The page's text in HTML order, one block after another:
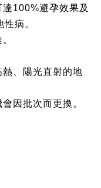
100%避孕效果及
病。
、陽光直射的地
因批次而更換。